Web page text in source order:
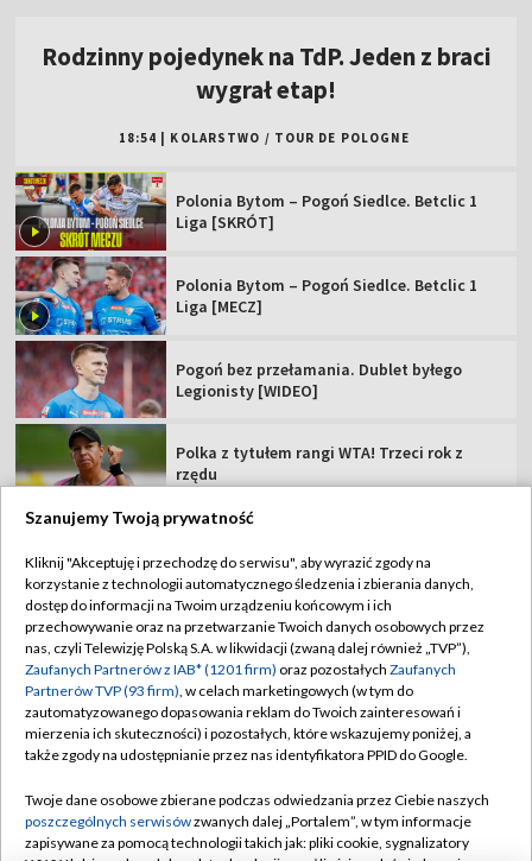
Polonia Bytom – Pogoń Siedlce. Betclic 1
Liga [MECZ]
Pogoń bez przełamania. Dublet byłego
Polka z tytułem rangi WTA! Trzeci rok z
Posłuchał rad Rafała Majki i... wygrał etap
Rewanż Świątek za Roland Garros. "Jestem
Abonament TVP
Sklep TVP
Biuro Reklamy
Oferta Handlowa
Telegazeta ogłoszenia
Rada Programowa
Ogłoszenia przetargowe
Regulamin TVP
Polityka prywatności
Moje zgody
Biuro reklamy
Kontakt
Kanały
Szanujemy Twoją prywatność
Kliknij "Akceptuję i przechodzę do serwisu", aby wyrazić zgody na
korzystanie z technologii automatycznego śledzenia i zbierania danych,
dostęp do informacji na Twoim urządzeniu końcowym i ich
przechowywanie oraz na przetwarzanie Twoich danych osobowych przez
nas, czyli Telewizję Polską S.A. w likwidacji (zwaną dalej również „TVP”),
Zaufanych Partnerów z IAB* (1201 firm) oraz pozostałych Zaufanych
Partnerów TVP (93 firm), w celach marketingowych (w tym do
zautomatyzowanego dopasowania reklam do Twoich zainteresowań i
mierzenia ich skuteczności) i pozostałych, które wskazujemy poniżej, a
także zgody na udostępnianie przez nas identyfikatora PPID do Google.
Twoje dane osobowe zbierane podczas odwiedzania przez Ciebie naszych
poszczególnych serwisówzwanych dalej „Portalem”, w tym informacje
zapisywane za pomocą technologii takich jak: pliki cookie, sygnalizatory